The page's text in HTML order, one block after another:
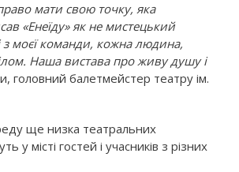
мати свою точку, яка
«Енеїду» як не мистецький
з моєї команди, кожна людина,
Наша вистава про живу душу і
головний балетмейстер театру ім.
ще низка театральних
у місті гостей і учасників з різних